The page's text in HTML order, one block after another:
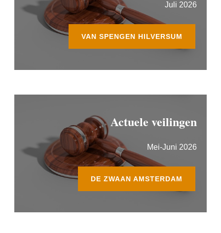
Juli 2026
VAN SPENGEN HILVERSUM
Actuele veilingen
Mei-Juni 2026
DE ZWAAN AMSTERDAM